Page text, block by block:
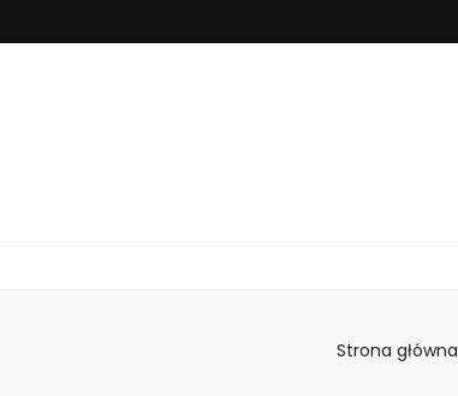
Strona główna